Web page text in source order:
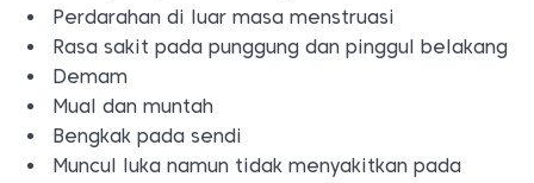
Perdarahan di luar masa menstruasi
Rasa sakit pada punggung dan pinggul belakang
Demam
Mual dan muntah
Bengkak pada sendi
Muncul luka namun tidak menyakitkan pada